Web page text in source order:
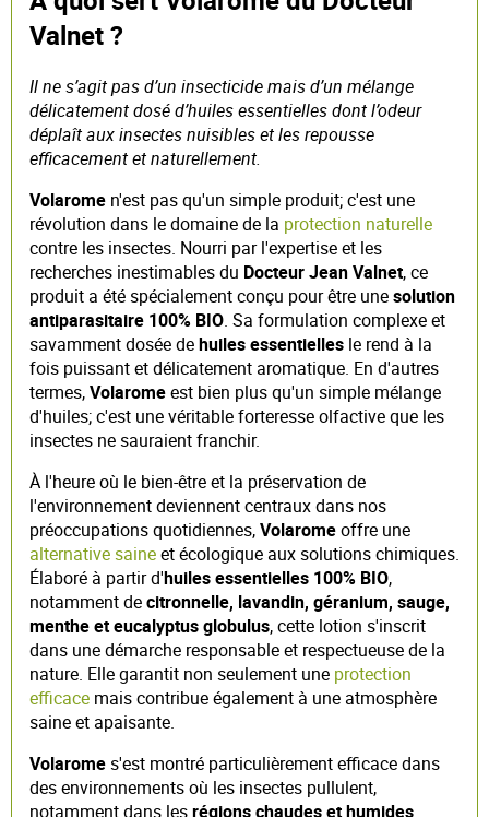
Valnet ?
Il ne s’agit pas d’un insecticide mais d’un mélange
délicatement dosé d’huiles essentielles dont l’odeur
déplaît aux insectes nuisibles et les repousse
efficacement et naturellement.
Volarome n'est pas qu'un simple produit; c'est une
révolution dans le domaine de la protection naturelle
contre les insectes. Nourri par l'expertise et les
recherches inestimables du Docteur Jean Valnet, ce
produit a été spécialement conçu pour être unesolution
antiparasitaire 100% BIO. Sa formulation complexe et
savamment dosée dehuiles essentielles le rend à la
fois puissant et délicatement aromatique. En d'autres
termes,Volaromeest bien plus qu'un simple mélange
d'huiles; c'est une véritable forteresse olfactive que les
insectes ne sauraient franchir.
À l'heure où le bien-être et la préservation de
l'environnement deviennent centraux dans nos
préoccupations quotidiennes,Volaromeoffre une
alternative saineet écologique aux solutions chimiques.
Élaboré à partir d'huiles essentielles 100% BIO,
notamment decitronnelle, lavandin, géranium, sauge,
menthe et eucalyptus globulus, cette lotion s'inscrit
dans une démarche responsable et respectueuse de la
nature. Elle garantit non seulement une protection
efficace mais contribue également à une atmosphère
saine et apaisante.
Volaromes'est montré particulièrement efficace dans
des environnements où les insectes pullulent,
notamment dans lesrégions chaudes et humides